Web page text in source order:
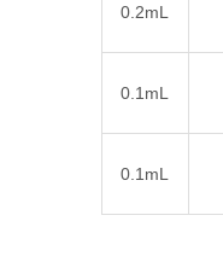
0.2mL
0.1mL
0.1mL